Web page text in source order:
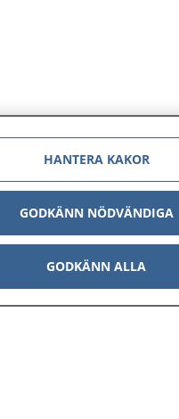
HANTERA KAKOR
GODKÄNN NÖDVÄNDIGA
GODKÄNN ALLA